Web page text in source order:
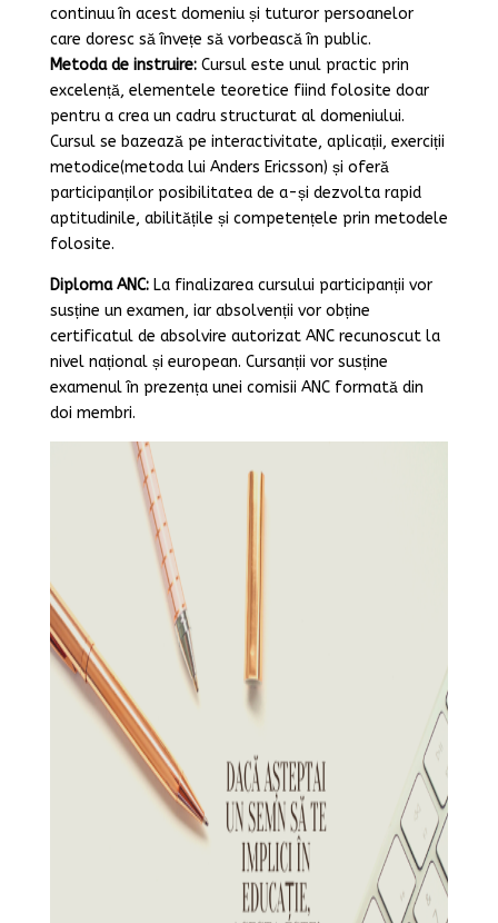
continuu în acest domeniu și tuturor persoanelor
care doresc să învețe să vorbească în public.
Metoda de instruire:Cursul este unul practic prin
excelență, elementele teoretice fiind folosite doar
pentru a crea un cadru structurat al domeniului.
Cursul se bazează pe interactivitate, aplicații, exerciții
metodice(metoda lui Anders Ericsson) și oferă
participanților posibilitatea de a-și dezvolta rapid
aptitudinile, abilitățile și competențele prin metodele
folosite.
Diploma ANC:La finalizarea cursului participanții vor
susține un examen, iar absolvenții vor obține
certificatul de absolvire autorizat ANC recunoscut la
nivel național și european. Cursanții vor susține
examenul în prezența unei comisii ANC formată din
doi membri.